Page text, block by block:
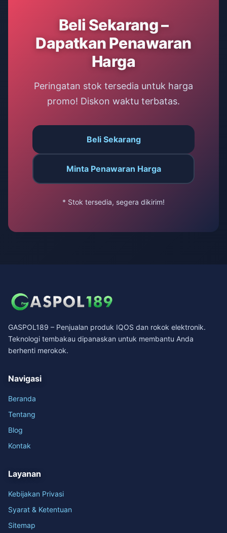
Beli Sekarang –
Dapatkan Penawaran
Harga
Peringatan stok tersedia untuk harga
promo! Diskon waktu terbatas.
Beli Sekarang
Minta Penawaran Harga
* Stok tersedia, segera dikirim!
GASPOL189 – Penjualan produk IQOS dan rokok elektronik.
Teknologi tembakau dipanaskan untuk membantu Anda
berhenti merokok.
Navigasi
Beranda
Tentang
Blog
Kontak
Layanan
Kebijakan Privasi
Syarat & Ketentuan
Sitemap